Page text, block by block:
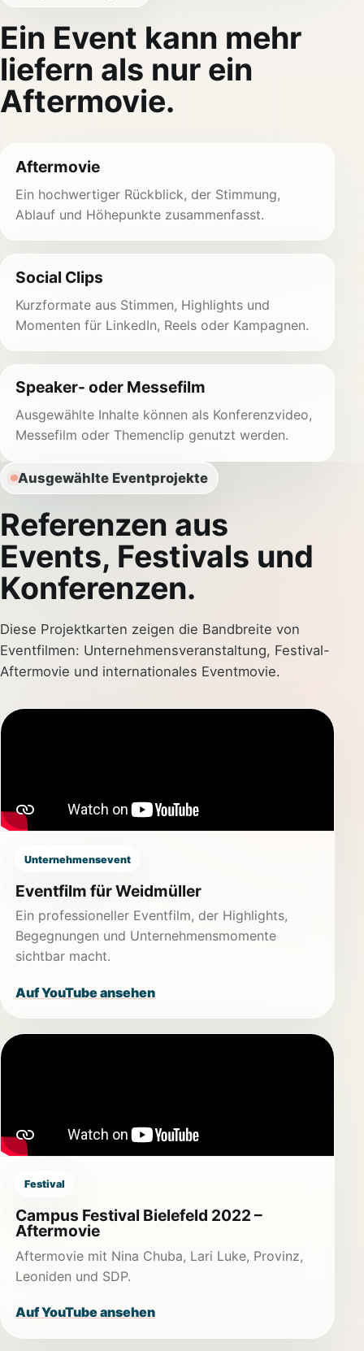
Ein Event kann mehr
liefern als nur ein
Aftermovie.
Aftermovie
Ein hochwertiger Rückblick, der Stimmung,
Ablauf und Höhepunkte zusammenfasst.
Social Clips
Kurzformate aus Stimmen, Highlights und
Momenten für LinkedIn, Reels oder Kampagnen.
Speaker- oder Messefilm
Ausgewählte Inhalte können als Konferenzvideo,
Messefilm oder Themenclip genutzt werden.
Ausgewählte Eventprojekte
Referenzen aus
Events, Festivals und
Konferenzen.
Diese Projektkarten zeigen die Bandbreite von
Eventfilmen: Unternehmensveranstaltung, Festival-
Aftermovie und internationales Eventmovie.
Unternehmensevent
Eventfilm für Weidmüller
Ein professioneller Eventfilm, der Highlights,
Begegnungen und Unternehmensmomente
sichtbar macht.
Auf YouTube ansehen
Festival
Campus Festival Bielefeld 2022 –
Aftermovie
Aftermovie mit Nina Chuba, Lari Luke, Provinz,
Leoniden und SDP.
Auf YouTube ansehen